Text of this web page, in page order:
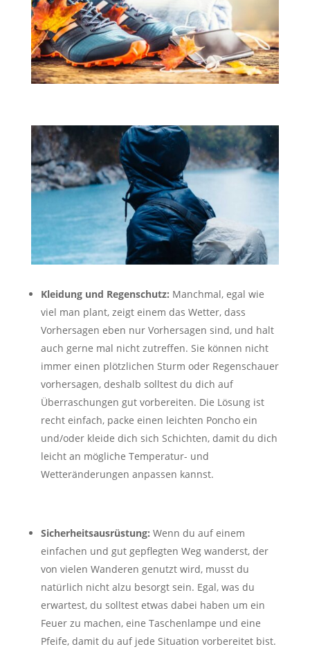
Kleidung und Regenschutz: Manchmal, egal wie
viel man plant, zeigt einem das Wetter, dass
Vorhersagen eben nur Vorhersagen sind, und halt
auch gerne mal nicht zutreffen. Sie können nicht
immer einen plötzlichen Sturm oder Regenschauer
vorhersagen, deshalb solltest du dich auf
Überraschungen gut vorbereiten. Die Lösung ist
recht einfach, packe einen leichten Poncho ein
und/oder kleide dich sich Schichten, damit du dich
leicht an mögliche Temperatur- und
Wetteränderungen anpassen kannst.
Sicherheitsausrüstung: Wenn du auf einem
einfachen und gut gepflegten Weg wanderst, der
von vielen Wanderen genutzt wird, musst du
natürlich nicht alzu besorgt sein. Egal, was du
erwartest, du solltest etwas dabei haben um ein
Feuer zu machen, eine Taschenlampe und eine
Pfeife, damit du auf jede Situation vorbereitet bist.